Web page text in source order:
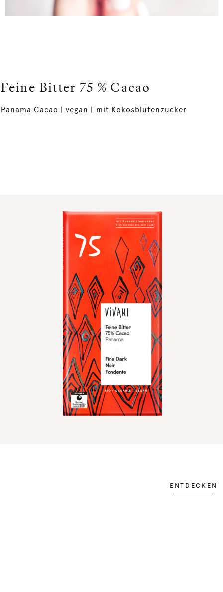
Feine Bitter 75 % Cacao
Panama Cacao | vegan | mit Kokosblütenzucker
ENTDECKEN